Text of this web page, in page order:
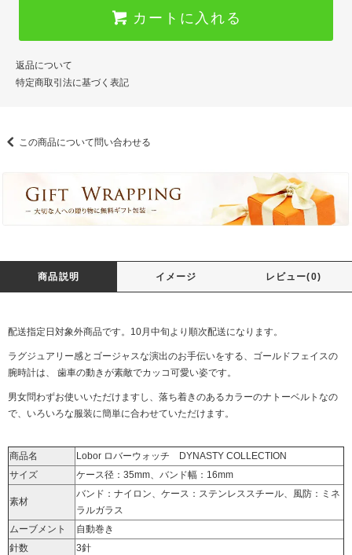
カートに入れる
返品について
特定商取引法に基づく表記
この商品について問い合わせる
商品説明 イメージ レビュー(0)
配送指定日対象外商品です。10月中旬より順次配送になります。
ラグジュアリー感とゴージャスな演出のお手伝いをする、ゴールドフェイスの
腕時計は、 歯車の動きが素敵でカッコ可愛い姿です。
男女問わずお使いいただけますし、落ち着きのあるカラーのナトーベルトなの
で、いろいろな服装に簡単に合わせていただけます。
商品名
Lobor ロバーウォッチ DYNASTY COLLECTION
サイズ
ケース径：35mm、バンド幅：16mm
素材
バンド：ナイロン、ケース：ステンレススチール、風防：ミネ
ラルガラス
ムーブメント
自動巻き
針数
3針